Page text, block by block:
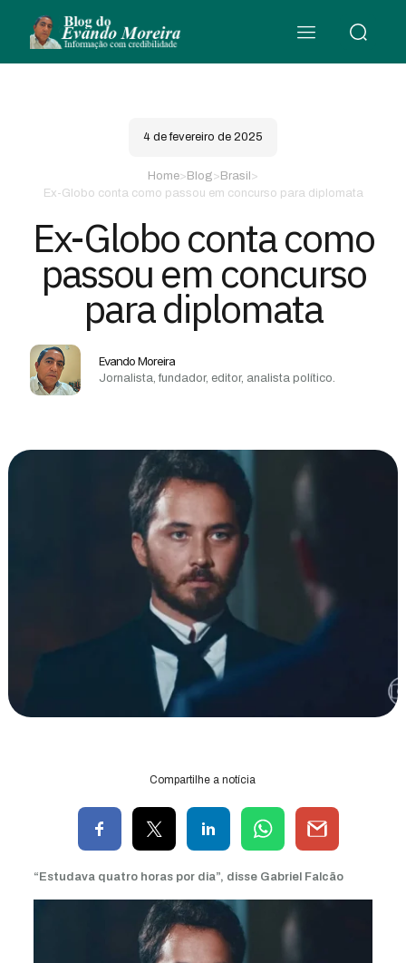
4 de fevereiro de 2025
Home> Blog> Brasil >
Ex-Globo conta como passou em concurso para diplomata
Ex-Globo conta como
passou em concurso
para diplomata
Evando Moreira
Jornalista, fundador, editor, analista político.
Compartilhe a notícia
“Estudava quatro horas por dia”, disse Gabriel Falcão